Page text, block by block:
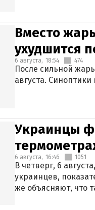
Вместо
ухудшится
6 августа, 18:54 474
После сильной
августа.
Украинцы
6 августа, 16:46 1051
В четверг, 6
украинцев,
же объясняют, что